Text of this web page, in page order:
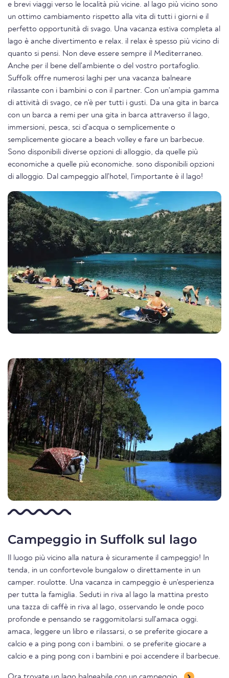
e brevi viaggi verso le località più vicine. al lago più vicino sono
un ottimo cambiamento rispetto alla vita di tutti i giorni e il
perfetto opportunità di svago. Una vacanza estiva completa al
lago è anche divertimento e relax. il relax è spesso più vicino di
quanto si pensi. Non deve essere sempre il Mediterraneo.
Anche per il bene dell'ambiente o del vostro portafoglio.
Suffolk offre numerosi laghi per una vacanza balneare
rilassante con i bambini o con il partner. Con un'ampia gamma
di attività di svago, ce n'è per tutti i gusti. Da una gita in barca
con un barca a remi per una gita in barca attraverso il lago,
immersioni, pesca, sci d'acqua o semplicemente o
semplicemente giocare a beach volley e fare un barbecue.
Sono disponibili diverse opzioni di alloggio, da quelle più
economiche a quelle più economiche. sono disponibili opzioni
di alloggio. Dal campeggio all'hotel, l'importante è il lago!
Campeggio in Suffolk sul lago
Il luogo più vicino alla natura è sicuramente il campeggio! In
tenda, in un confortevole bungalow o direttamente in un
camper. roulotte. Una vacanza in campeggio è un'esperienza
per tutta la famiglia. Seduti in riva al lago la mattina presto
una tazza di caffè in riva al lago, osservando le onde poco
profonde e pensando se raggomitolarsi sull'amaca oggi.
amaca, leggere un libro e rilassarsi, o se preferite giocare a
calcio e a ping pong con i bambini. o se preferite giocare a
calcio e a ping pong con i bambini e poi accendere il barbecue.